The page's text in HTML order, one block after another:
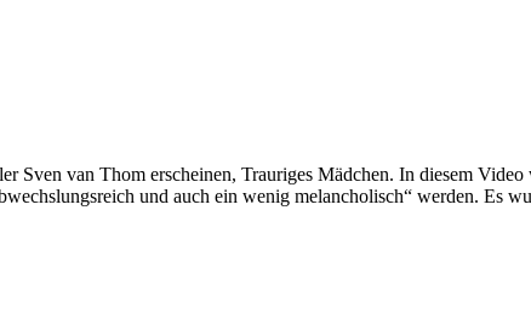
van Thom erscheinen, Trauriges Mädchen. In diesem
und auch ein wenig melancholisch“ werden. Es